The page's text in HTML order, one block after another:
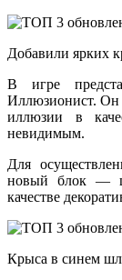
Добавили ярких
В игре
Иллюзионист. Он
иллюзии в
невидимым.
Для
новый блок —
качестве
Крыса в синем